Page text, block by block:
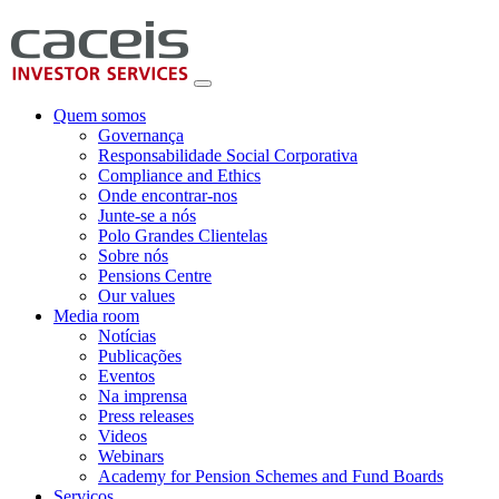
Quem somos
Governança
Responsabilidade Social Corporativa
Compliance and Ethics
Onde encontrar-nos
Junte-se a nós
Polo Grandes Clientelas
Sobre nós
Pensions Centre
Our values
Media room
Notícias
Publicações
Eventos
Na imprensa
Press releases
Videos
Webinars
Academy for Pension Schemes and Fund Boards